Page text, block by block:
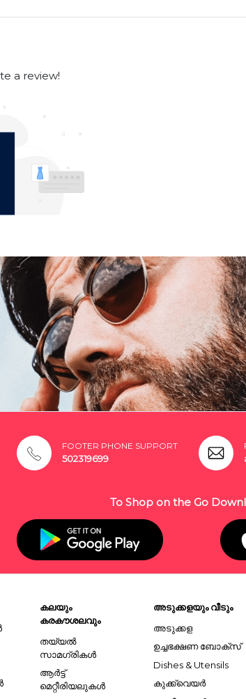
a review!
FOOTER PHONE SUPPORT
502319699
To Shop on the Go
കലയും
കരകൗശലവും
തയ്യൽ
സാമഗ്രികൾ
ആർട്ട്
മെറ്റീരിയലുകൾ
അടുക്കളയും വീടും
അടുക്കള
ഉച്ചഭക്ഷണ ബോക്സ്
Dishes & Utensils
കുക്ക്വെയർ